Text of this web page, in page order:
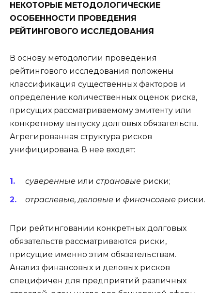
НЕКОТОРЫЕ МЕТОДОЛОГИЧЕСКИЕ
ОСОБЕННОСТИ ПРОВЕДЕНИЯ
РЕЙТИНГОВОГО ИССЛЕДОВАНИЯ
В основу методологии проведения
рейтингового исследования положены
классификация существенных факторов и
определение количественных оценок риска,
присущих рассматриваемому эмитенту или
конкретному выпуску долговых обязательств.
Агрегированная структура рисков
унифицирована. В нее входят:
суверенные или страновые риски;
отраслевые, деловые и финансовые риски.
При рейтинговании конкретных долговых
обязательств рассматриваются риски,
присущие именно этим обязательствам.
Анализ финансовых и деловых рисков
специфичен для предприятий различных